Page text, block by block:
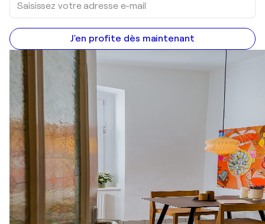
J'en profite dès maintenant